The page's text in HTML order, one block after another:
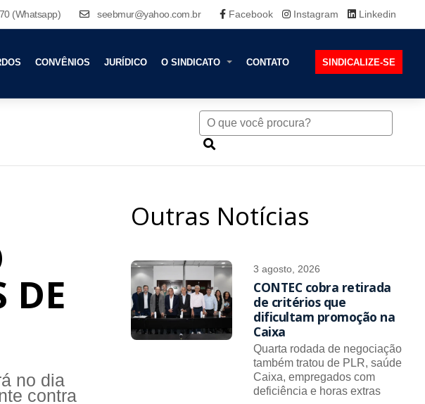
(Whatsapp) seebmur@yahoo.com.br Facebook Instagram Linkedin
CONVÊNIOS JURÍDICO O SINDICATO CONTATO SINDICALIZE-SE
DE
no dia
contra
Outras Notícias
3 agosto, 2026
CONTEC cobra retirada
de critérios que
dificultam promoção na
Caixa
Quarta rodada de negociação
também tratou de PLR, saúde
Caixa, empregados com
deficiência e horas extras